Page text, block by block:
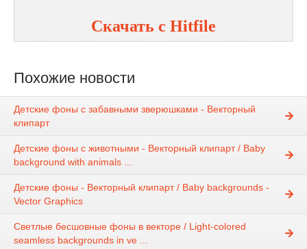
Скачать с Hitfile
Похожие новости
Детские фоны с забавными зверюшками - Векторный
клипарт
Детские фоны с животными - Векторный клипарт / Baby
background with animals ...
Детские фоны - Векторный клипарт / Baby backgrounds -
Vector Graphics
Светлые бесшовные фоны в векторе / Light-colored
seamless backgrounds in ve ...